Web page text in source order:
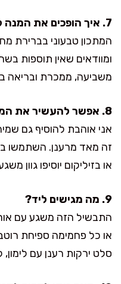
7. איך הופכים את המנה לטבעונית לגמרי?
המתכון טבעוני בברירת
ומוודאים שאין תוספות
משביעה, ממכרת ובריאה
8. אפשר להעשיר את המנה בעשבים?
אני אוהבת להוסיף גם
זה מאד מרענן. השתמשו
או בזיליקום יוסיפו גוון
9. מה מגישים ליד?
התבשיל הזה משגע עם
או כל פחמימה ספיחת
סלט ירקות רענן עם